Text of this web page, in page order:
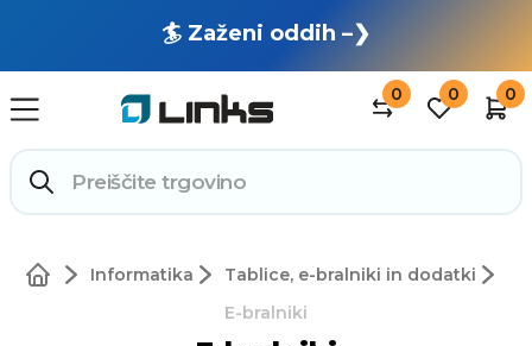
🏄 Zaženi oddih –❯
0 0 0
Informatika
Tablice, e-bralniki in dodatki
E-bralniki